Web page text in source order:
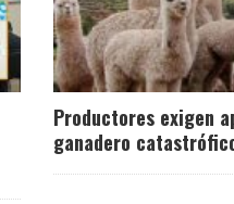
Productores exigen
ganadero